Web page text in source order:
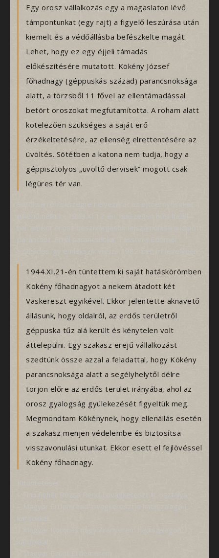
Egy orosz vállalkozás egy a magaslaton lévő
támpontunkat (egy rajt) a figyelő leszúrása után
kiemelt és a védőállásba befészkelte magát.
Lehet, hogy ez egy éjjeli támadás
előkészítésére mutatott. Kökény József
főhadnagy (géppuskás század) parancsnoksága
alatt, a törzsből 11 fővel az ellentámadással
betört oroszokat megfutamította. A roham alatt
kötelezően szükséges a saját erő
érzékeltetésére, az ellenség elrettentésére az
üvöltés. Sötétben a katona nem tudja, hogy a
géppisztolyos „üvöltő dervisek” mögött csak
légüres tér van.
százados így emlékszik vissza 1982-ben írt levelében:
1944.XI.21-én tüntettem ki saját hatáskörömben
Kökény főhadnagyot a nekem átadott két
Vaskereszt egyikével. Ekkor jelentette aknavető
állásunk, hogy oldalról, az erdős területről
géppuska tűz alá került és kénytelen volt
áttelepülni. Egy szakasz erejű vállalkozást
szedtünk össze azzal a feladattal, hogy Kökény
parancsnoksága alatt a segélyhelytől délre
törjön előre az erdős terület irányába, ahol az
orosz gyalogság gyülekezését figyeltük meg.
Megmondtam Kökénynek, hogy ellenállás esetén
a szakasz menjen védelembe és biztosítsa
visszavonulási utunkat. Ekkor esett el fejlövéssel
Kökény főhadnagy.